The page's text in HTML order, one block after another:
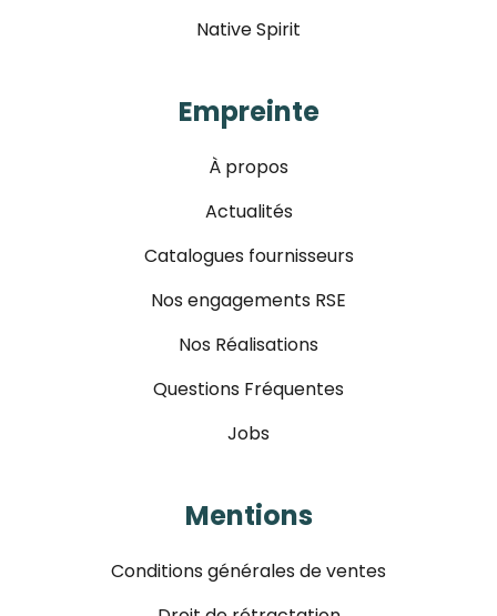
Native Spirit
Empreinte
À propos
Actualités
Catalogues fournisseurs
Nos engagements RSE
Nos Réalisations
Questions Fréquentes
Jobs
Mentions
Conditions générales de ventes